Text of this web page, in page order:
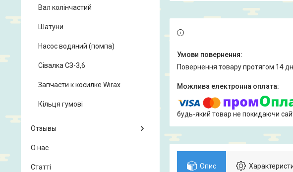
повернення товару протягом 14
будь-який товар не покидаючи
Опис
Вал колінчастий
Шатуни
Насос водяний (помпа)
Сівалка СЗ-3,6
Запчасти к косилке Wirax
Кільця гумові
Отзывы
О нас
Статті